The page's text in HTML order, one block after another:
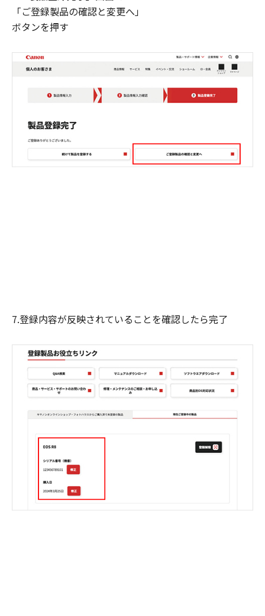
「ご登録製品の確認と変更へ」
ボタンを押す
7.登録内容が反映されていることを確認したら完了